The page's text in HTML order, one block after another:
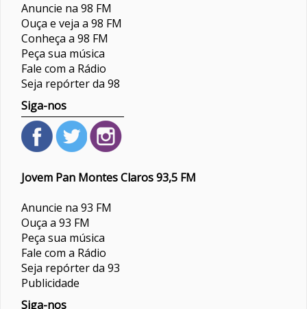
Anuncie na 98 FM
Ouça e veja a 98 FM
Conheça a 98 FM
Peça sua música
Fale com a Rádio
Seja repórter da 98
Siga-nos
Jovem Pan Montes Claros 93,5 FM
Anuncie na 93 FM
Ouça a 93 FM
Peça sua música
Fale com a Rádio
Seja repórter da 93
Publicidade
Siga-nos